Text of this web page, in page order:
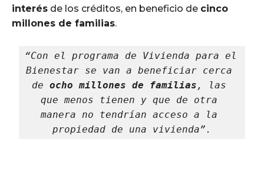
interés de los créditos, en beneficio de cinco
millones de familias.
“Con el programa de Vivienda para el
Bienestar se van a beneficiar cerca
de ocho millones de familias , las
que menos tienen y que de otra
manera no tendrían acceso a la
propiedad de una vivienda”.